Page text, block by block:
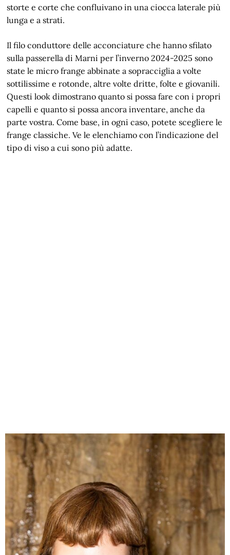
storte e corte che confluivano in una ciocca laterale più
lunga e a strati.
Il filo conduttore delle acconciature che hanno sfilato
sulla passerella di Marni per l’inverno 2024-2025 sono
state le micro frange abbinate a sopracciglia a volte
sottilissime e rotonde, altre volte dritte, folte e giovanili.
Questi look dimostrano quanto si possa fare con i propri
capelli e quanto si possa ancora inventare, anche da
parte vostra. Come base, in ogni caso, potete scegliere le
frange classiche. Ve le elenchiamo con l’indicazione del
tipo di viso a cui sono più adatte.